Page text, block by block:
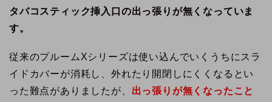
タバコスティック挿入口の出っ張りが無くなっていま
す。
従来のプルームXシリーズは使い込んでいくうちにスラ
イドカバーが消耗し、外れたり開閉しにくくなるとい
った難点がありましたが、 出っ張りが無くなったこと